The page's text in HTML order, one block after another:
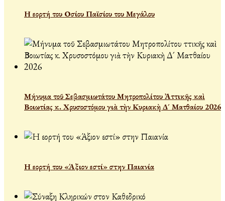
Η εορτή του Οσίου Παϊσίου του Μεγάλου
Μήνυμα τοῦ Σεβασμιωτάτου Μητροπολίτου Ἀττικῆς καὶ
Βοιωτίας κ. Χρυσοστόμου γιὰ τὴν Κυριακὴ Δ´ Ματθαίου 2026
Η εορτή του «Άξιον εστί» στην Παιανία